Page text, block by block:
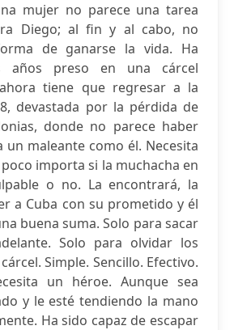
mujer no parece una tarea
Diego; al fin y al cabo, no
de ganarse la vida. Ha
años preso en una cárcel
tiene que regresar a la
devastada por la pérdida de
donde no parece haber
un maleante como él. Necesita
importa si la muchacha en
o no. La encontrará, la
a Cuba con su prometido y él
buena suma. Solo para sacar
Solo para olvidar los
Simple. Sencillo. Efectivo.
un héroe. Aunque sea
y le esté tendiendo la mano
Ha sido capaz de escapar